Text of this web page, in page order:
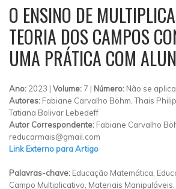
O ENSINO DE
TEORIA DOS CAMPOS
UMA PRÁTICA COM
Ano: 2023 | Volume: 7 | Número: Não se aplica
Autores: Fabiane Carvalho Böhm, Thais
Tatiana Bolivar Lebedeff
Autor Correspondente: Fabiane Carvalho
reducarmais@gmail.com
Link Externo para Artigo
Palavras-chave: Educação Matemática,
Campo Multiplicativo, Materiais